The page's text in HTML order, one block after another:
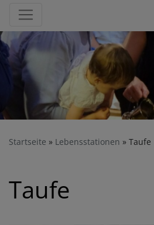
Hauptnavigation
Startseite Lebensstationen Taufe
Taufe